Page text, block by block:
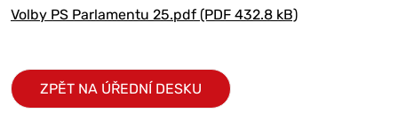
Volby PS Parlamentu 25.pdf (PDF 432.8 kB)
ZPĚT NA ÚŘEDNÍ DESKU